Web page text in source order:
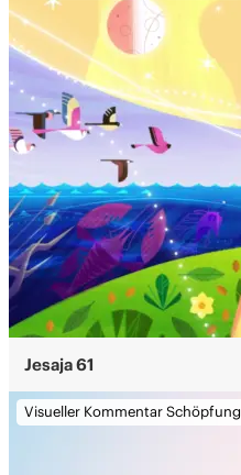
Jesaja 61
Visueller Kommentar Schöpfung